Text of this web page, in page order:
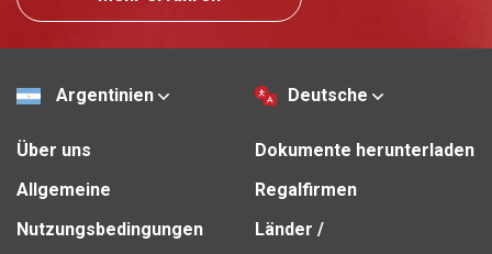
Argentinien Deutsche
Über uns
Allgemeine
Nutzungsbedingungen
Dokumente herunterladen
Regalfirmen
Länder /